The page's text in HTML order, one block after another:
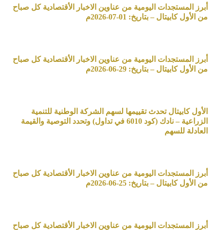
أبرز المستجدات اليومية من عناوين الاخبار الأقتصادية كل صباح
من الأول كابيتال – بتاريخ: 01-07-2026م
أبرز المستجدات اليومية من عناوين الاخبار الأقتصادية كل صباح
من الأول كابيتال – بتاريخ: 29-06-2026م
الأول كابيتال تحدث تقييمها لسهم الشركة الوطنية للتنمية
الزراعية – نادك (كود 6010 في تداول) وتحدد التوصية والقيمة
العادلة للسهم
أبرز المستجدات اليومية من عناوين الاخبار الأقتصادية كل صباح
من الأول كابيتال – بتاريخ: 25-06-2026م
أبرز المستجدات اليومية من عناوين الاخبار الأقتصادية كل صباح